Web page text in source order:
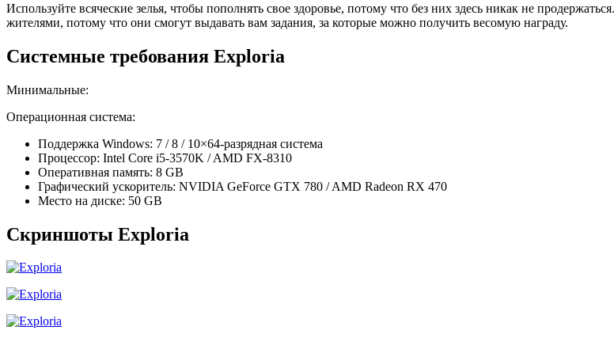
Используйте всяческие зелья, чтобы пополнять свое здоровье, потому что без них здесь никак не
жителями, потому что они смогут выдавать вам задания, за которые можно получить весомую награду.
Системные требования Exploria
Минимальные:
Операционная система:
Поддержка Windows: 7 / 8 / 10×64-разрядная система
Процессор: Intel Core i5-3570K / AMD FX-8310
Оперативная память: 8 GB
Графический ускоритель: NVIDIA GeForce GTX 780 / AMD Radeon RX 470
Место на диске: 50 GB
Скриншоты Exploria